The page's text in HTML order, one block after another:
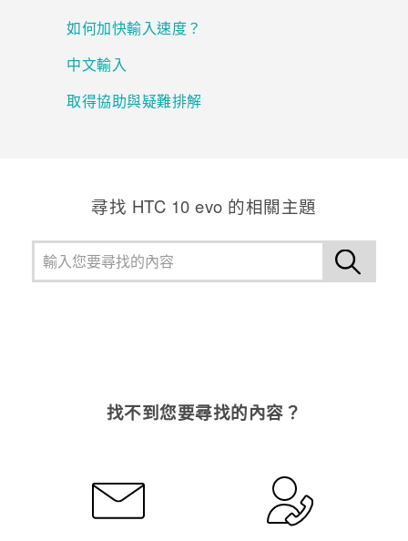
如何加快輸入速度？
中文輸入
取得協助與疑難排解
尋找 HTC 10 evo 的相關主題
找不到您要尋找的內容？